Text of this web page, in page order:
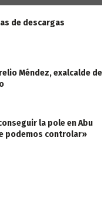
de descargas
Méndez, exalcalde de
la pole en Abu
podemos controlar»